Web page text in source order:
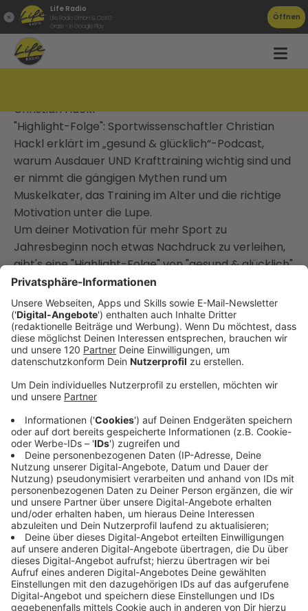
Life Radio
Life Radio GmbH & Co.KG
Gratis - in Google Play
Öffnen
Christian Hackl
"Highlight-Folge": Sportwissenschaftler Christian
Hackl erklärt im „gesund & glücklich“-Podcast,
warum Ausdauer UND Krafttraining wichtig sind und
er nimmt die gängigen Mythen rund um
Muskelkater, das Training im Alter und die richtige
Motivation unter die Lupe.
Um deiner Motivation für mehr Sport zu
Jahresbeginn noch etwas Nachdruck zu verleihen,
gibt's eine "Highlight-Folge" von "gesund & glücklich"
für Sie zum Nachhören: Der ehemaligen
Olympionike und Sportwissenschaftler Christian
Hackl gibt Einblicke, welcher Sport gesund ist. Ob
jung oder alt, Einsteiger oder Fortgeschrittener –
hier gibt’s praxisnahe Tipps und wissenschaftliche
Fakten für mehr Bewegung im Alltag.
Das erwartet dich in dieser Folge:
Wusstest du, dass Tennis laut Studien die
Lebenserwartung steigert? Es kombiniert
Ausdauer, Kraft und schnelle Reaktionen – ein
echtes Rezept für ein gesundes, langes Leben,
egal in welchem Alter. Das sagen auch unsere
heutigen Podcast-Gäste!
Egal, ob jung oder alt: Krafttraining ist für jeden
wertvoll. Schon ab dem 30. Lebensjahr
verlieren wir Muskelmasse – aber es ist nie zu
spät, gegenzusteuern! Auch mit 70 kann ein
gezieltes Training das Leben verändern.
Sport muss nicht immer im Gym stattfinden.